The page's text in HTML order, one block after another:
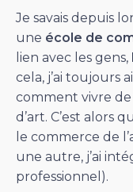
Je savais depuis
une école de
lien avec les gens,
cela, j’ai toujours
comment vivre de
d’art. C’est alors
le commerce de
une autre, j’ai
professionnel).